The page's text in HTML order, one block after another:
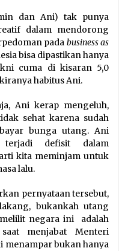
dan Ani) tak punya
dalam mendorong
pada business as
bisa dipastikan hanya
cuma di kisaran 5,0
habitus Ani.
Ani kerap mengeluh,
sehat karena sudah
bunga utang. Ani
terjadi defisit dalam
kita meminjam untuk
lalu.
pernyataan tersebut,
bukankah utang
negara ini adalah
menjabat Menteri
menampar bukan hanya